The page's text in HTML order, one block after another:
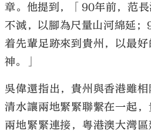
章。他提到，「90年前，范
不滅，以腳為尺量山河綿延
着先輩足跡來到貴州，以最
神。」
吳偉還指出，貴州與香港雖
清水讓兩地緊緊聯繫在一起
兩地緊緊連接，粵港澳大灣